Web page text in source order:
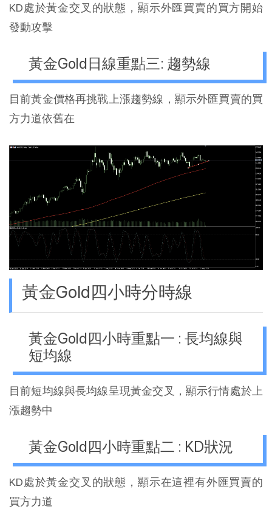
KD處於黃金交叉的狀態，顯示外匯買賣的買方開始
發動攻擊
黃金Gold日線重點三: 趨勢線
目前黃金價格再挑戰上漲趨勢線，顯示外匯買賣的買
方力道依舊在
黃金Gold四小時分時線
黃金Gold四小時重點一 : 長均線與
短均線
目前短均線與長均線呈現黃金交叉，顯示行情處於上
漲趨勢中
黃金Gold四小時重點二 : KD狀況
KD處於黃金交叉的狀態，顯示在這裡有外匯買賣的
買方力道